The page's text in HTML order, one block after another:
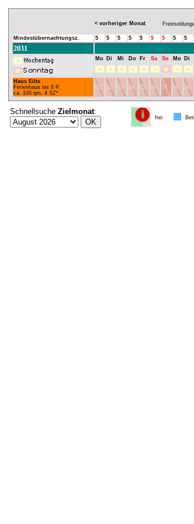
< vorheriger Monat
Mindestübernachtungsz. 5 5 5 5 5 5 5 5 5
2031
Mo Di Mi Do Fr Sa So Mo Di
Haus Eilts
Ferienhaus bis 6 P.
ca. 100 qm, 4 SZ*
01 02 03 04 05 06 07 08 09
Schnellsuche Zielmonat:
frei